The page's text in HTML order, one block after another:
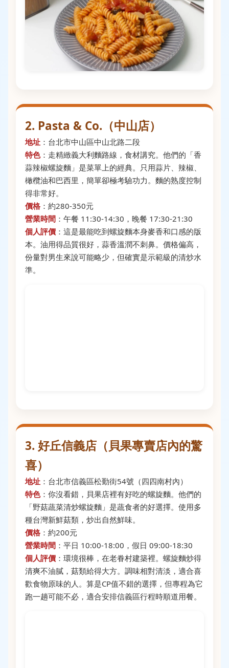
2. Pasta & Co.（中山店）
地址 ：台北市中山區中山北路二段
特色：走精緻義大利麵路線，食材講究。他們的「香
蒜辣椒螺旋麵」是菜單上的經典。只用蒜片、辣椒、
橄欖油和巴西里，簡單卻極考驗功力。麵的熟度控制
得非常好。
價格：約280-350元
營業時間 ：午餐 11:30-14:30，晚餐 17:30-21:30
個人評價 ：這是最能吃到螺旋麵本身麥香和口感的版
本。油用得品質很好，蒜香溫潤不刺鼻。價格偏高，
份量對男生來說可能略少，但確實是示範級的清炒水
準。
3. 好丘信義店（貝果專賣店內的驚
喜）
地址 ：台北市信義區松勤街54號（四四南村內）
特色：你沒看錯，貝果店裡有好吃的螺旋麵。他們的
「野菇蔬菜清炒螺旋麵」是蔬食者的好選擇。使用多
種台灣新鮮菇類，炒出自然鮮味。
價格：約200元
營業時間 ：平日 10:00-18:00，假日 09:00-18:30
個人評價 ：環境很棒，在老眷村建築裡。螺旋麵炒得
清爽不油膩，菇類給得大方。調味相對清淡，適合喜
歡食物原味的人。算是CP值不錯的選擇，但專程為它
跑一趟可能不必，適合安排信義區行程時順道用餐。